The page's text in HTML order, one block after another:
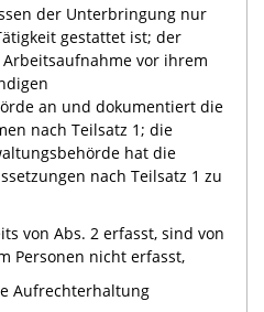
der Unterbringung nur
gestattet ist; der
vor ihrem
an und dokumentiert die
nach Teilsatz 1; die
hat die
nach Teilsatz 1 zu
von Abs. 2 erfasst, sind von
Personen nicht erfasst,
Aufrechterhaltung